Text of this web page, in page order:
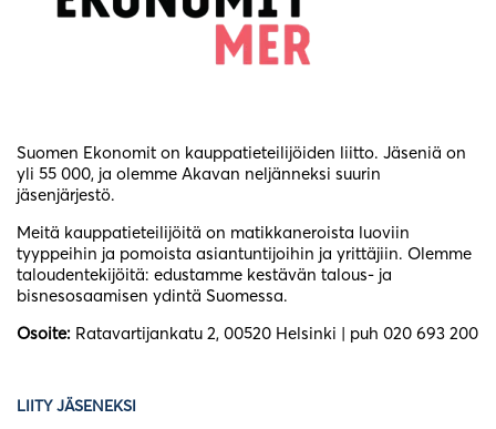
Suomen Ekonomit on kauppatieteilijöiden liitto. Jäseniä on
yli 55 000, ja olemme Akavan neljänneksi suurin
jäsenjärjestö.
Meitä kauppatieteilijöitä on matikkaneroista luoviin
tyyppeihin ja pomoista asiantuntijoihin ja yrittäjiin. Olemme
taloudentekijöitä: edustamme kestävän talous- ja
bisnesosaamisen ydintä Suomessa.
Osoite: Ratavartijankatu 2, 00520 Helsinki | puh 020 693 200
LIITY JÄSENEKSI